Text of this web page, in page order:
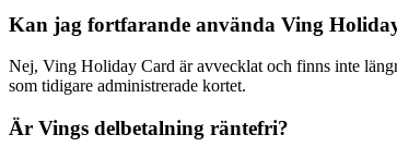
Kan jag fortfarande använda Ving
Nej, Ving Holiday Card är avvecklat och finns inte
som tidigare administrerade kortet.
Är Vings delbetalning räntefri?